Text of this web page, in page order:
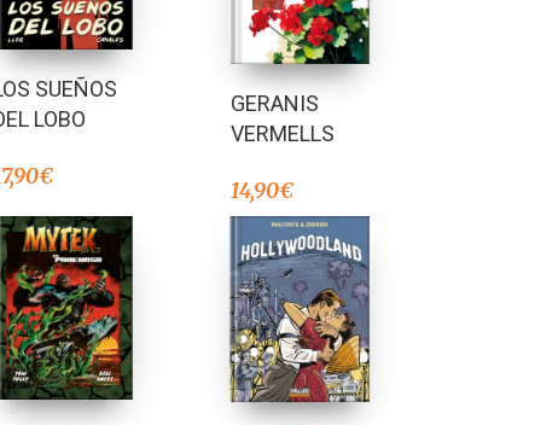
SUEÑOS
LOBO
€
GERANIS
VERMELLS
14,90€